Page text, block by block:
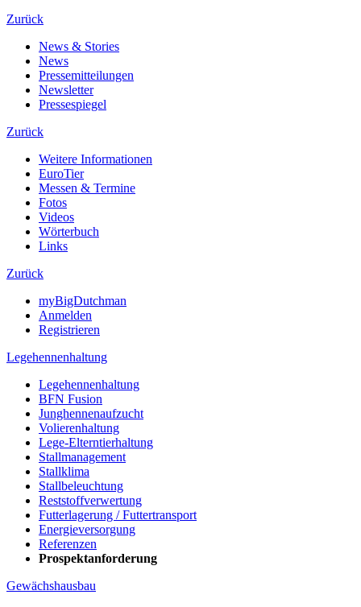
Zurück
News & Stories
News
Pressemitteilungen
Newsletter
Pressespiegel
Zurück
Weitere Informationen
EuroTier
Messen & Termine
Fotos
Videos
Wörterbuch
Links
Zurück
myBigDutchman
Anmelden
Registrieren
Legehennenhaltung
Legehennenhaltung
BFN Fusion
Junghennenaufzucht
Volierenhaltung
Lege-Elterntierhaltung
Stallmanagement
Stallklima
Stallbeleuchtung
Reststoffverwertung
Futterlagerung / Futtertransport
Energieversorgung
Referenzen
Prospektanforderung
Gewächshausbau